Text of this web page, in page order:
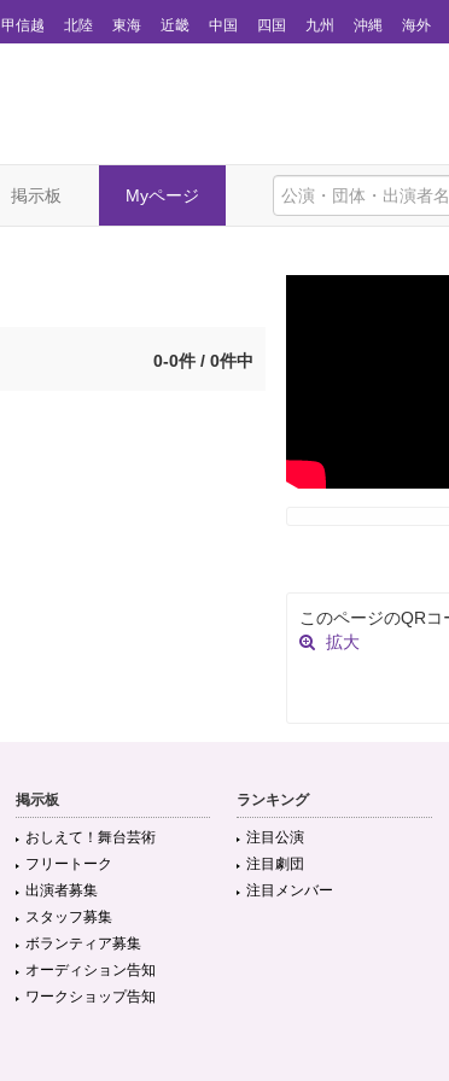
甲信越 北陸 東海 近畿 中国 四国 九州 沖縄 海外
掲示板 Myページ
0-0件 / 0件中
このページのQRコ
拡大
掲示板
おしえて！舞台芸術
フリートーク
出演者募集
スタッフ募集
ボランティア募集
オーディション告知
ワークショップ告知
ランキング
注目公演
注目劇団
注目メンバー